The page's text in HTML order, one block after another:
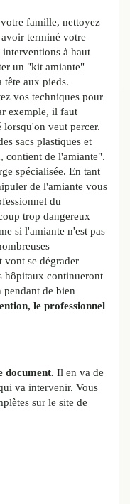
famille, nettoyez
terminé votre
à haut
un "kit amiante"
tête aux pieds.
vos techniques pour
exemple, il faut
veut percer.
sacs plastiques et
contient de l'amiante".
spécialisée. En tant
de l'amiante vous
du
trop dangereux
si l'amiante n'est pas
vont se dégrader
hôpitaux continueront
pendant de bien
le professionnel
document. Il en va de
va intervenir. Vous
sur le site de